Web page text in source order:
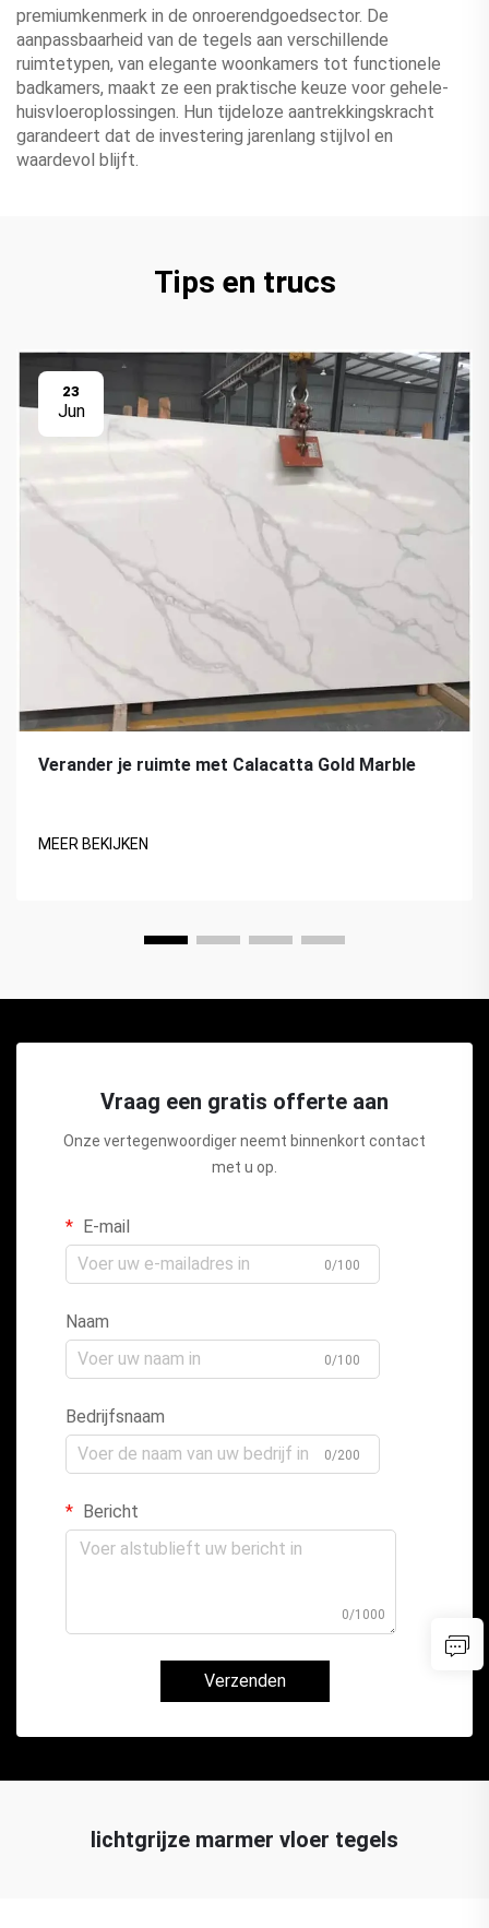
premiumkenmerk in de onroerendgoedsector. De
aanpassbaarheid van de tegels aan verschillende
ruimtetypen, van elegante woonkamers tot functionele
badkamers, maakt ze een praktische keuze voor gehele-
huisvloeroplossingen. Hun tijdeloze aantrekkingskracht
garandeert dat de investering jarenlang stijlvol en
waardevol blijft.
Tips en trucs
23
Jun
Verander je ruimte met Calacatta Gold Marble
MEER BEKIJKEN
Vraag een gratis offerte aan
Onze vertegenwoordiger neemt binnenkort contact
met u op.
E-mail
0/100
Naam
0/100
Bedrijfsnaam
0/200
Bericht
0/1000
Verzenden
lichtgrijze marmer vloer tegels